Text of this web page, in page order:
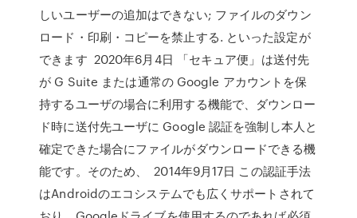
しいユーザーの追加はできない; ファイルのダウン
ロード・印刷・コピーを禁止する. といった設定が
できます 2020年6月4日 「セキュア便」は送付先
が G Suite または通常の Google アカウントを保
持するユーザの場合に利用する機能で、ダウンロー
ド時に送付先ユーザに Google 認証を強制し本人と
確定できた場合にファイルがダウンロードできる機
能です。そのため、 2014年9月17日 この認証手法
はAndroidのエコシステムでも広くサポートされて